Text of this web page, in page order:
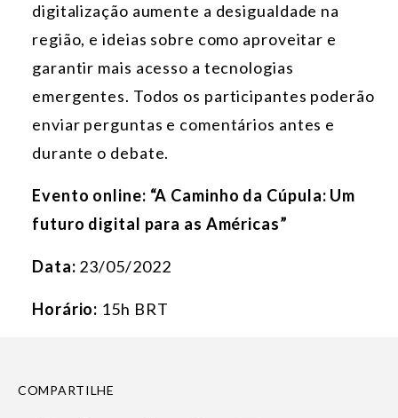
digitalização aumente a desigualdade na
região, e ideias sobre como aproveitar e
garantir mais acesso a tecnologias
emergentes. Todos os participantes poderão
enviar perguntas e comentários antes e
durante o debate.
Evento online: “A Caminho da Cúpula: Um
futuro digital para as Américas”
Data: 23/05/2022
Horário: 15h BRT
COMPARTILHE